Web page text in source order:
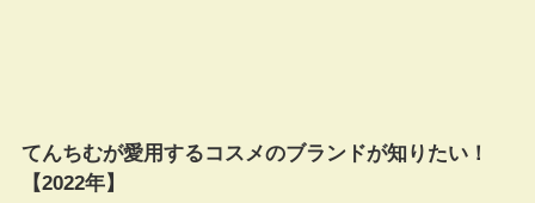
てんちむが愛用するコスメのブランドが知りたい！
【2022年】